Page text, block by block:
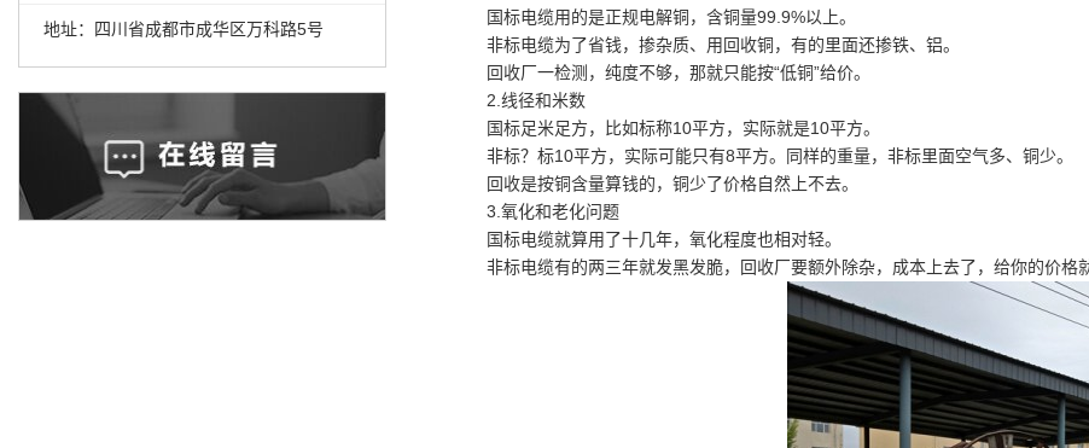
地址：四川省成都市成华区万科路5号
国标电缆用的是正规电解铜，含铜量99.9%以上。
非标电缆为了省钱，掺杂质、用回收铜，有的里面还掺铁、铝。
回收厂一检测，纯度不够，那就只能按“低铜”给价。
2.线径和米数
国标足米足方，比如标称10平方，实际就是10平方。
非标？标10平方，实际可能只有8平方。同样的重量，非标里面空气多、铜少。
回收是按铜含量算钱的，铜少了价格自然上不去。
3.氧化和老化问题
国标电缆就算用了十几年，氧化程度也相对轻。
非标电缆有的两三年就发黑发脆，回收厂要额外除杂，成本上去了，给你的价格